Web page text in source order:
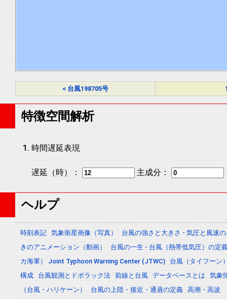
< 台風198705号
特徴空間解析
時間遅延表現
遅延（時）： 主成分：
ヘルプ
時刻表記 気象衛星画像（写真）
台風の強さと大きさ - 気圧と風速
きのアニメーション（動画）
台風の一生 - 台風（熱帯低気圧）の定
カ海軍） Joint Typhoon Warning Center (JTWC)
台風（タイフーン
構成
台風観測とドボラック法 前線と台風 データベースとは
気象
（台風・ハリケーン）
台風の上陸・接近・通過の定義 高潮・高波